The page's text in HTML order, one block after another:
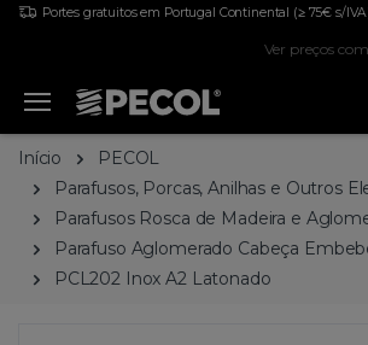
Portes gratuitos em Portugal Continental (≥ 75€ s/
Ver preços
Início
PECOL
Parafusos, Porcas, Anilhas e Outros
Parafusos Rosca de Madeira e
Parafuso Aglomerado Cabeça
PCL202 Inox A2 Latonado